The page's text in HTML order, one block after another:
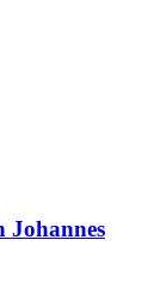
Johannes